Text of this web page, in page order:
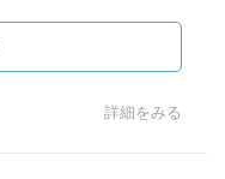
ての物は流動的なも
知識とはなりえないと
とする。ところで、
出して本議論を聴き
詳細をみる